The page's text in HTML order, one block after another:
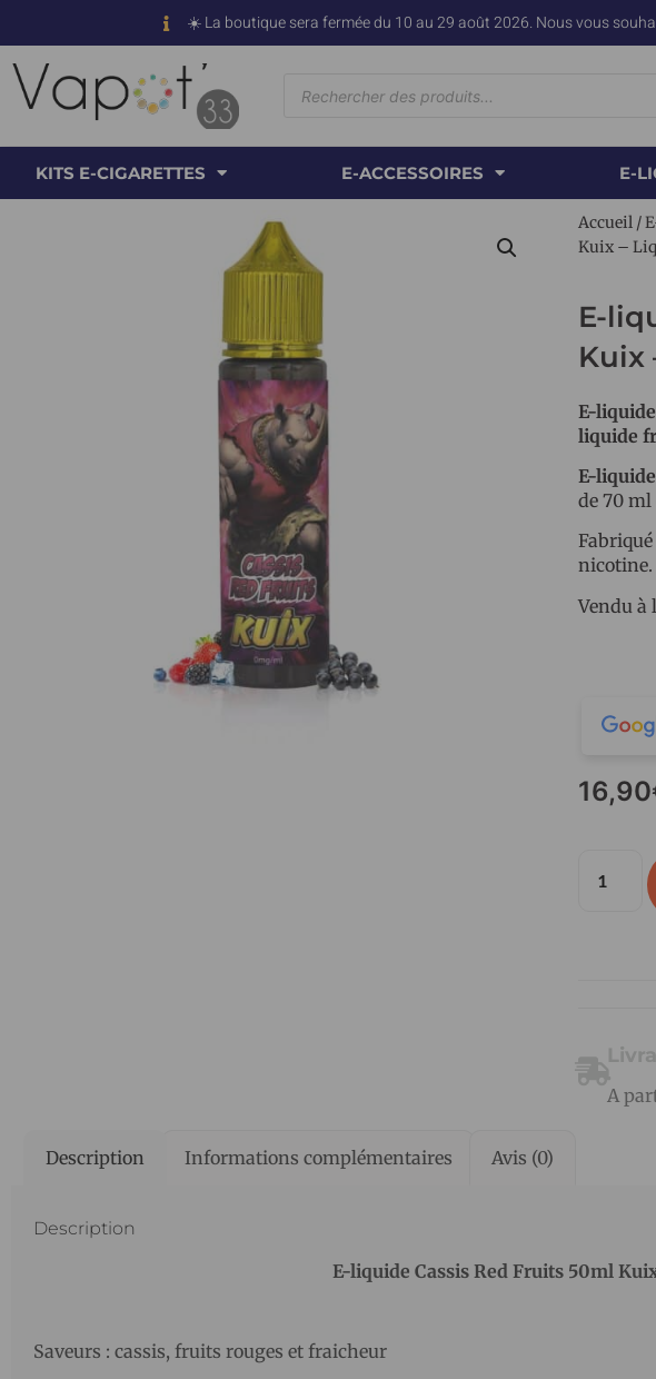
☀️ La boutique sera fermée du 10 au 29 août 2026. Nous vous
KITS E-CIGARETTES E-ACCESSOIRES E-
Accueil /
Kuix –
E-
Kuix
E-
liquide
E-
de 70
nicotine.
Vendu à
16,90
A
Description Informations complémentaires Avis (0)
Description
E-liquide Cassis Red Fruits 50ml
Saveurs : cassis, fruits rouges et fraicheur